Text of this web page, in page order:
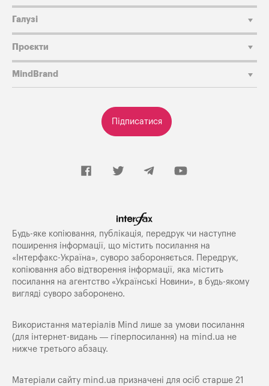
Підписатися
Галузі
Проєкти
MindBrand
Будь-яке копiювання, публiкацiя, передрук чи наступне
поширення iнформацiї, що мiстить посилання на
«Iнтерфакс-Україна», суворо забороняється. Передрук,
копіювання або відтворення інформації, яка містить
посилання на агентство «Українські Новини», в будь-якому
вигляді суворо заборонено.
Використання матеріалів Mind лише за умови посилання
(для інтернет-видань — гіперпосилання) на mind.ua не
нижче третього абзацу.
Матеріали сайту mind.ua призначені для осіб старше 21